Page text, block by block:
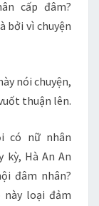
cấp đâm?
bởi vì chuyện
nói chuyện,
thuận lên.
có nữ nhân
Hà An An
đâm nhân?
loại đảm